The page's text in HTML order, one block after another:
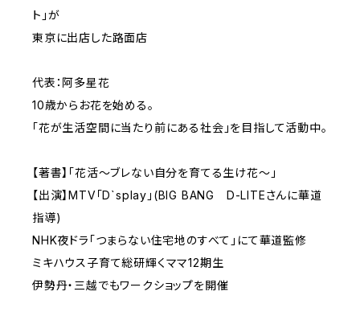
ト」が
東京に出店した路面店
代表：阿多星花
10歳からお花を始める。
「花が生活空間に当たり前にある社会」を目指して活動中。
【著書】「花活～ブレない自分を育てる生け花～」
【出演】MTV「D`splay」(BIG BANG D-LITEさんに華道
指導)
NHK夜ドラ「つまらない住宅地のすべて」にて華道監修
ミキハウス子育て総研輝くママ12期生
伊勢丹・三越でもワークショップを開催